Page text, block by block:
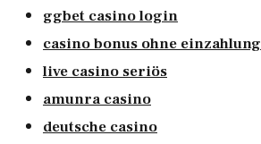
ggbet casino login
casino bonus ohne einzahlung
live casino seriös
amunra casino
deutsche casino